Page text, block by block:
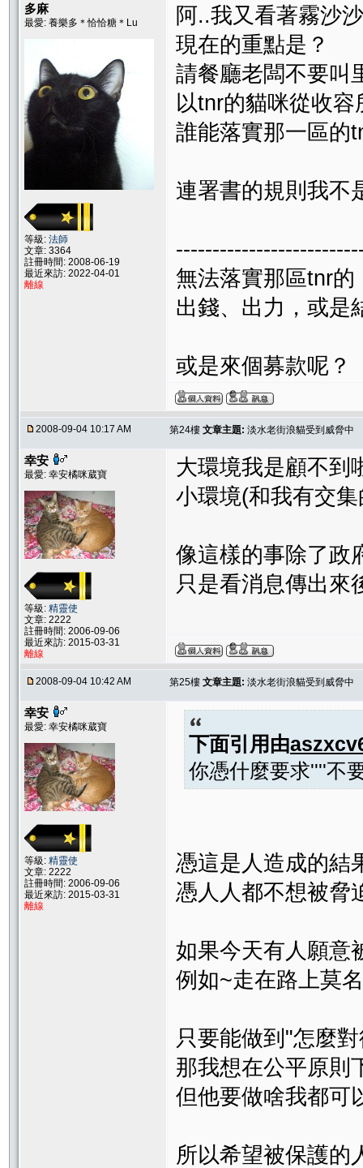
多麻
最愛: 養樂多＊恰恰糖＊Lu
等級: 法師
文章: 3364
註冊時間: 2008-06-19
最近來訪: 2022-04-01
離線
阿..我又看著霧沙
現在的重點是？
請餐廳老闆不要叫
以tnr的貓咪從收
誰能落實那一區的
連署書的規則我不
無法落實那區tnr的
出錢、出力，或是
或是來個募款呢？
2008-09-04 10:17 AM 第24樓 文章主題: 淡水老街浪貓受到威脅中
幸安
最愛: 幸安橘咪葳寶
等級: 精靈使
文章: 2222
註冊時間: 2006-09-06
最近來訪: 2015-03-31
離線
大環境我是顧不到
小環境(和我有交
像這樣的事除了政
只是看消息傳出來
2008-09-04 10:42 AM 第25樓 文章主題: 淡水老街浪貓受到威脅中
幸安
最愛: 幸安橘咪葳寶
等級: 精靈使
文章: 2222
註冊時間: 2006-09-06
最近來訪: 2015-03-31
離線
下面引用由
你憑什麼要求''''不
憑這是人造成的結
憑人人都不想被脅
如果今天有人願意
例如~走在路上莫
只要能做到"怎麼
那我想在公平原則
但他要做啥我都可
所以希望被保護的